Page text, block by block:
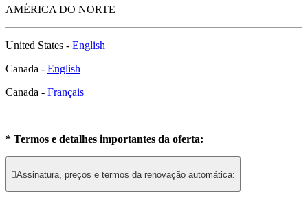
AMÉRICA DO NORTE
United States - English
Canada - English
Canada - Français
* Termos e detalhes importantes da oferta:
Assinatura, preços e termos da renovação automática: